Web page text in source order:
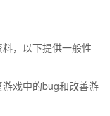
，以下提供一般性
戏中的bug和改善游